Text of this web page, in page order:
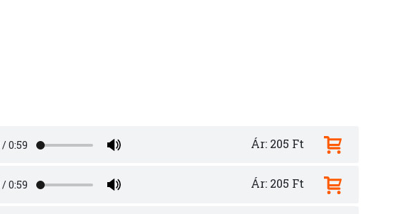
/0:59 Ár: 205 Ft
/0:59 Ár: 205 Ft